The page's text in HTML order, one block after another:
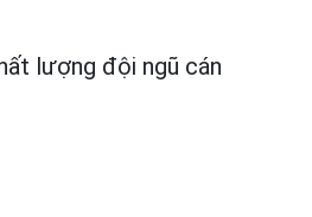
lượng đội ngũ cán